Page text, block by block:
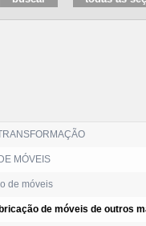
MÓVEIS
de móveis
de móveis de outros